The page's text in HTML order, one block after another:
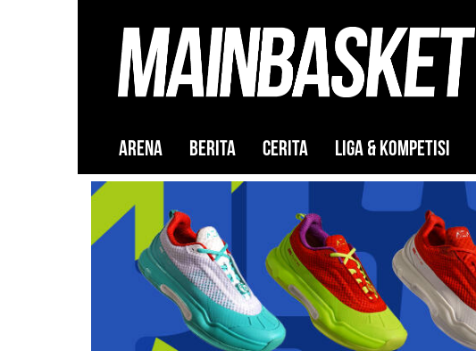
ARENA BERITA CERITA LIGA & KOMPETISI